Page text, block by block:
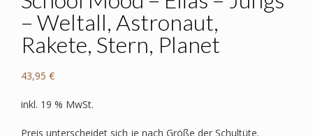
– Weltall, Astronaut,
Rakete, Stern, Planet
43,95 €
inkl. 19 % MwSt.
Preis unterscheidet sich je nach Größe der Schultüte.